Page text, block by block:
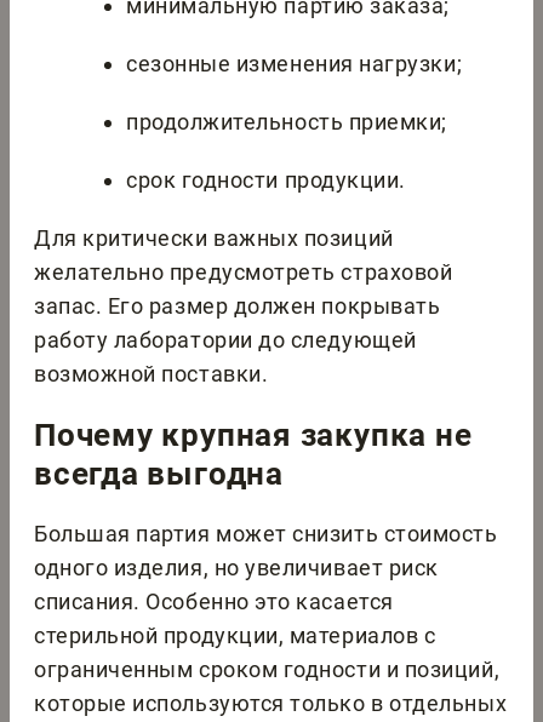
минимальную партию заказа;
сезонные изменения нагрузки;
продолжительность приемки;
срок годности продукции.
Для критически важных позиций
желательно предусмотреть страховой
запас. Его размер должен покрывать
работу лаборатории до следующей
возможной поставки.
Почему крупная закупка не
всегда выгодна
Большая партия может снизить стоимость
одного изделия, но увеличивает риск
списания. Особенно это касается
стерильной продукции, материалов с
ограниченным сроком годности и позиций,
которые используются только в отдельных